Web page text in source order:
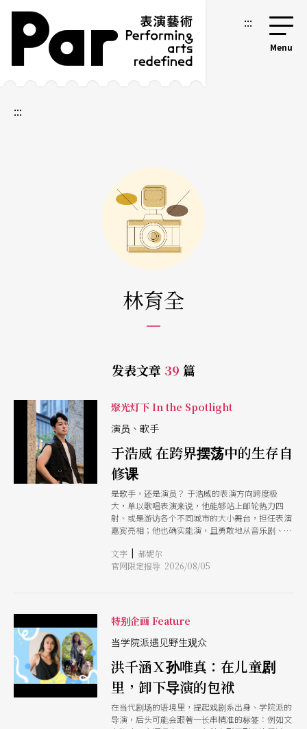
跳到主要内容区块
网站导览 :::
:::
林育全
发表文章 39 篇
聚光灯下 In the Spotlight
演员、歌手
于浩威 在跨界摆荡中的生存自
修课
是歌手，还是演员？ 于浩威的表演方向跨度极
大，单以歌唱表演来说，他能够站上邮轮热力四
射、或是游访各个不同城市的大小舞台，担任表演
嘉宾亮相；他也确实能演，且勇敢地从音乐剧、跨
初，开宗名义询问他如何看待自己的角色身分，哪
一定位更符合他心之所向？然他只是平静地说，
机会使然，于浩威置身其中，像是一个对星空许愿
的大男孩，梦想在流星消失以前就倏忽实现了？
文字 | 郝妮尔
官网限定报导 2026/08/05
特别企画 Feature
当学院派遇见野生观众
洪千涵Ｘ孙唯真：在儿童剧
里，卸下导演的包袱
在当代剧场的语境里，提起戏剧系出身、学院派的
导演，后头可能会跟著一长串精准的标签：例如文